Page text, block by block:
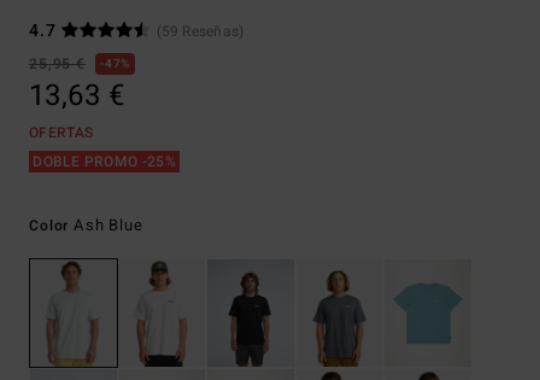
4.7
(59 Reseñas)
25,95 €
47%
13,63 €
OFERTAS
DOBLE PROMO -25%
ColorAsh Blue